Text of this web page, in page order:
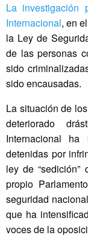
La investigación
Internacional, en
la Ley de
de las personas
sido
sido encausadas.
La situación de
deteriorado
Internacional
detenidas por
ley de
propio
seguridad
que ha
voces de la